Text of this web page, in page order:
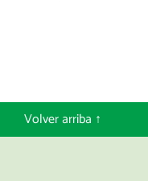
Volver arriba ↑